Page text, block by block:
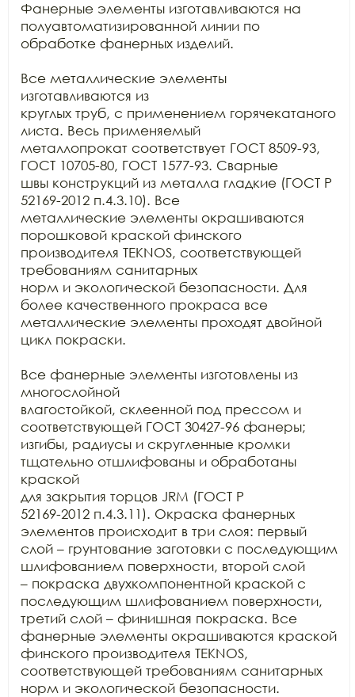
Фанерные элементы изготавливаются на
полуавтоматизированной линии по
обработке фанерных изделий.
Все металлические элементы
изготавливаются из
круглых труб, с применением горячекатаного
листа. Весь применяемый
металлопрокат соответствует ГОСТ 8509-93,
ГОСТ 10705-80, ГОСТ 1577-93. Сварные
швы конструкций из металла гладкие (ГОСТ Р
52169-2012 п.4.3.10). Все
металлические элементы окрашиваются
порошковой краской финского
производителя TEKNOS, соответствующей
требованиям санитарных
норм и экологической безопасности. Для
более качественного прокраса все
металлические элементы проходят двойной
цикл покраски.
Все фанерные элементы изготовлены из
многослойной
влагостойкой, склеенной под прессом и
соответствующей ГОСТ 30427-96 фанеры;
изгибы, радиусы и скругленные кромки
тщательно отшлифованы и обработаны
краской
для закрытия торцов JRM (ГОСТ Р
52169-2012 п.4.3.11). Окраска фанерных
элементов происходит в три слоя: первый
слой – грунтование заготовки с последующим
шлифованием поверхности, второй слой
– покраска двухкомпонентной краской с
последующим шлифованием поверхности,
третий слой – финишная покраска. Все
фанерные элементы окрашиваются краской
финского производителя TEKNOS,
соответствующей требованиям санитарных
норм и экологической безопасности.